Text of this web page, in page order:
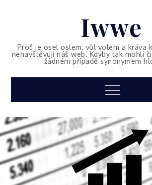
Iwwe
Proč je osel oslem, vůl volem a kráva
nenavštěvují náš web. Kdyby tak mohli
žádném případě synonymem
Menu